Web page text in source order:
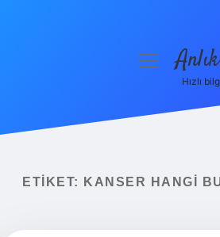
Yasal Uyarı
menüyü
Hızlı
ETIKET: KANSER HANGI